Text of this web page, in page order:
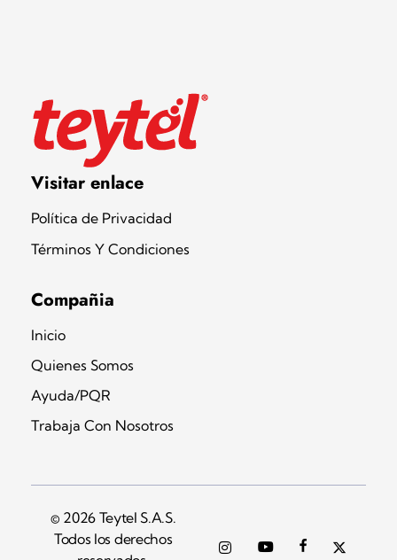
Teytel S.A.S
Teytel - Distribuidor autorizado de claro
Visitar enlace
Política de Privacidad
Términos Y Condiciones
Compañia
Inicio
Quienes Somos
Ayuda/PQR
Trabaja Con Nosotros
© 2026 Teytel S.A.S.
Todos los derechos